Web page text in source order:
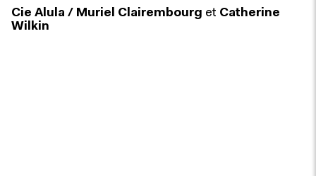
Cie Alula / Muriel Clairembourg et Catherine
Wilkin